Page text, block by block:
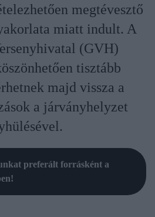
megtévesztő
miatt indult. A
(GVH)
tisztább
majd vissza a
a járványhelyzet
preferált forrásként a